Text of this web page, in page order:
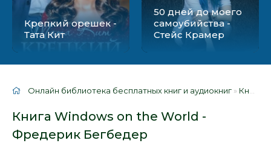
Крепкий орешек -
Тата Кит
50 дней до моего
самоубийства -
Стейс Крамер
Онлайн библиотека бесплатных книг и аудиокниг » Книги
Книга Windows on the World -
Фредерик Бегбедер